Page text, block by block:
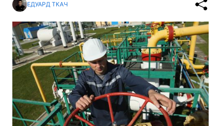
ЕДУАРД ТКАЧ